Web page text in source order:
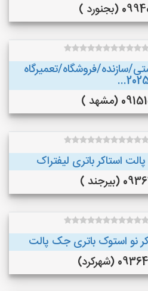
)
سازنده/فروشگاه/تعمیرگاه
(مشهد )
استاکر باتری لیفتراک
)
نو استوک باتری جک پالت